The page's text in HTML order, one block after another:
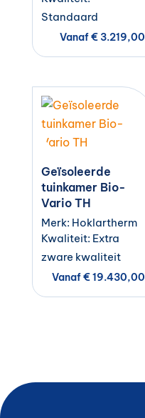
Standaard
Vanaf€3.219,00
Geïsoleerde
tuinkamer Bio-
Vario TH
Merk: Hoklartherm
Kwaliteit: Extra
zware kwaliteit
Vanaf€19.430,00